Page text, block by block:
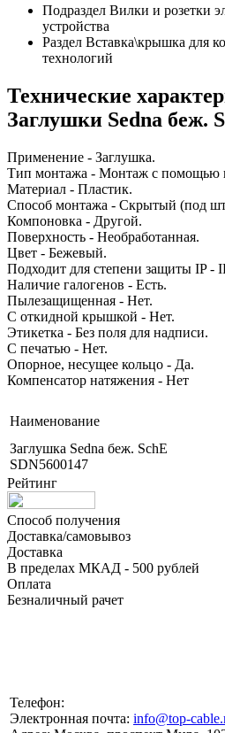
Подраздел Вилки и розетки
устройства
Раздел Вставка\крышка для
технологий
Технические
Заглушки Sedna беж.
Применение - Заглушка.
Тип монтажа - Монтаж с помощью
Материал - Пластик.
Способ монтажа - Скрытый (под
Компоновка - Другой.
Поверхность - Необработанная.
Цвет - Бежевый.
Подходит для степени защиты IP -
Наличие галогенов - Есть.
Пылезащищенная - Нет.
С откидной крышкой - Нет.
Этикетка - Без поля для надписи.
С печатью - Нет.
Опорное, несущее кольцо - Да.
Компенсатор натяжения - Нет
Наименование
Заглушка Sedna беж. SchE
SDN5600147
Рейтинг
Способ получения
Доставка/самовывоз
Доставка
В пределах МКАД - 500 рублей
Оплата
Безналичный рачет
Телефон:
Электронная почта: info@top-